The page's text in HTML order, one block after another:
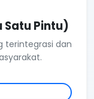
Satu Pintu)
terintegrasi dan